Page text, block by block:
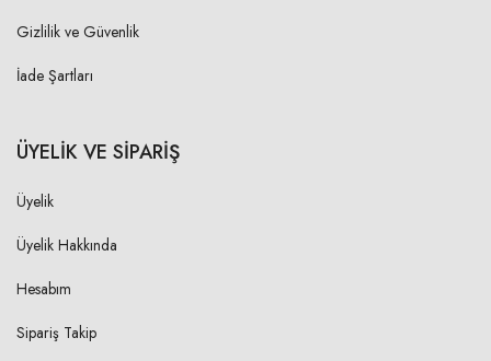
Gizlilik ve Güvenlik
İade Şartları
ÜYELİK VE SİPARİŞ
Üyelik
Üyelik Hakkında
Hesabım
Sipariş Takip